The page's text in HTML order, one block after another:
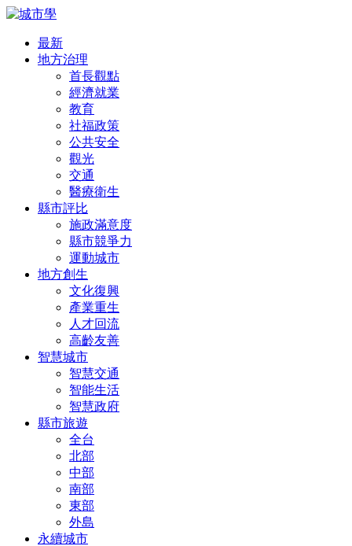
最新
地方治理
首長觀點
經濟就業
教育
社福政策
公共安全
觀光
交通
醫療衛生
縣市評比
施政滿意度
縣市競爭力
運動城市
地方創生
文化復興
產業重生
人才回流
高齡友善
智慧城市
智慧交通
智能生活
智慧政府
縣市旅遊
全台
北部
中部
南部
東部
外島
永續城市